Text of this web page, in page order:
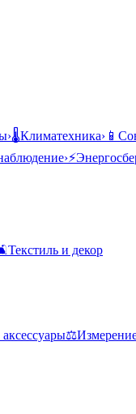
›🌡️Климатехника› 📱
›⚡
Текстиль и декор
⚖️